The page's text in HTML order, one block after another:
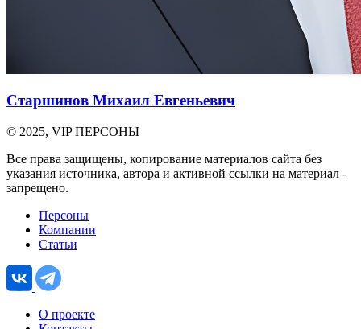
Старшинов Михаил Евгеньевич
© 2025, VIP ПЕРСОНЫ
Все права защищены, копирование материалов сайта без
указания источника, автора и активной ссылки на материал -
запрещено.
Персоны
Компании
Статьи
О проекте